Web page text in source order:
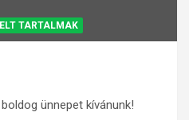
TARTALMAK
ünnepet kívánunk!